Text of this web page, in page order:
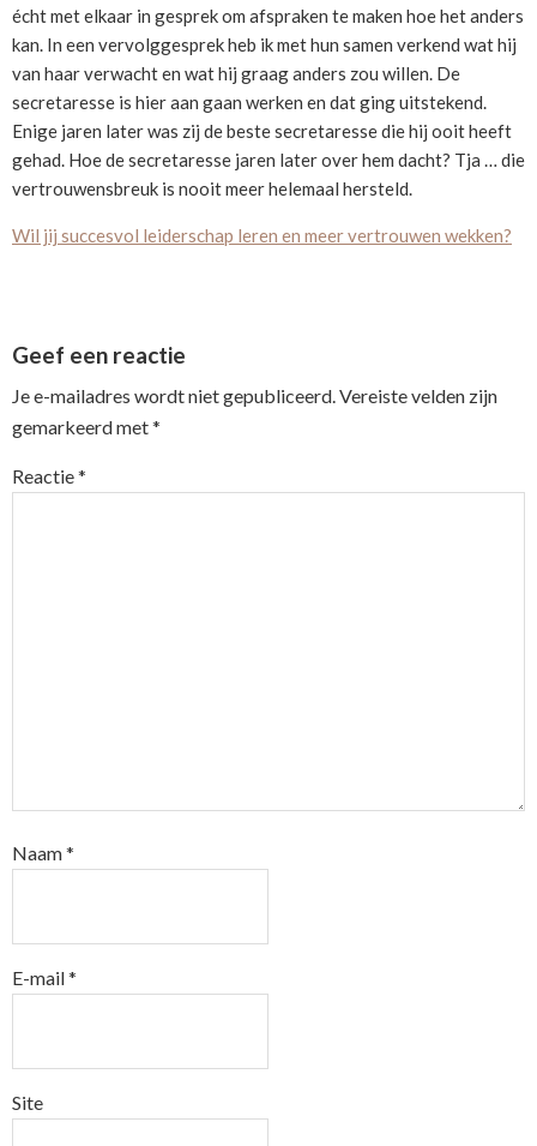
écht met elkaar in gesprek om afspraken te maken hoe het anders
kan. In een vervolggesprek heb ik met hun samen verkend wat hij
van haar verwacht en wat hij graag anders zou willen. De
secretaresse is hier aan gaan werken en dat ging uitstekend.
Enige jaren later was zij de beste secretaresse die hij ooit heeft
gehad. Hoe de secretaresse jaren later over hem dacht? Tja … die
vertrouwensbreuk is nooit meer helemaal hersteld.
Wil jij succesvol leiderschap leren en meer vertrouwen wekken?
Interactions
Geef een reactie
Je e-mailadres wordt niet gepubliceerd.Vereiste velden zijn
gemarkeerd met*
Reactie*
Naam*
E-mail*
Site